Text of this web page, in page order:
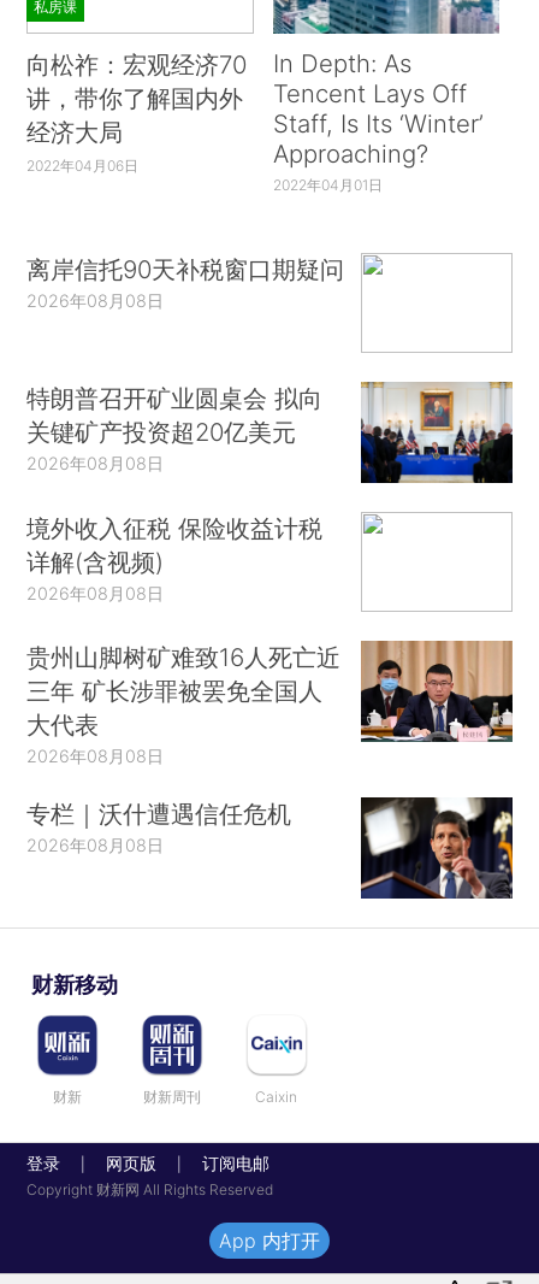
私房课
向松祚：宏观经济70
讲，带你了解国内外
经济大局
2022年04月06日
In Depth: As
Tencent Lays Off
Staff, Is Its ‘Winter’
Approaching?
2022年04月01日
离岸信托90天补税窗口期疑问
2026年08月08日
特朗普召开矿业圆桌会 拟向
关键矿产投资超20亿美元
2026年08月08日
境外收入征税 保险收益计税
详解(含视频)
2026年08月08日
贵州山脚树矿难致16人死亡近
三年 矿长涉罪被罢免全国人
大代表
2026年08月08日
专栏｜沃什遭遇信任危机
2026年08月08日
财新移动
财新 财新周刊 Caixin
登录 网页版 订阅电邮
Copyright 财新网 All Rights Reserved
App 内打开